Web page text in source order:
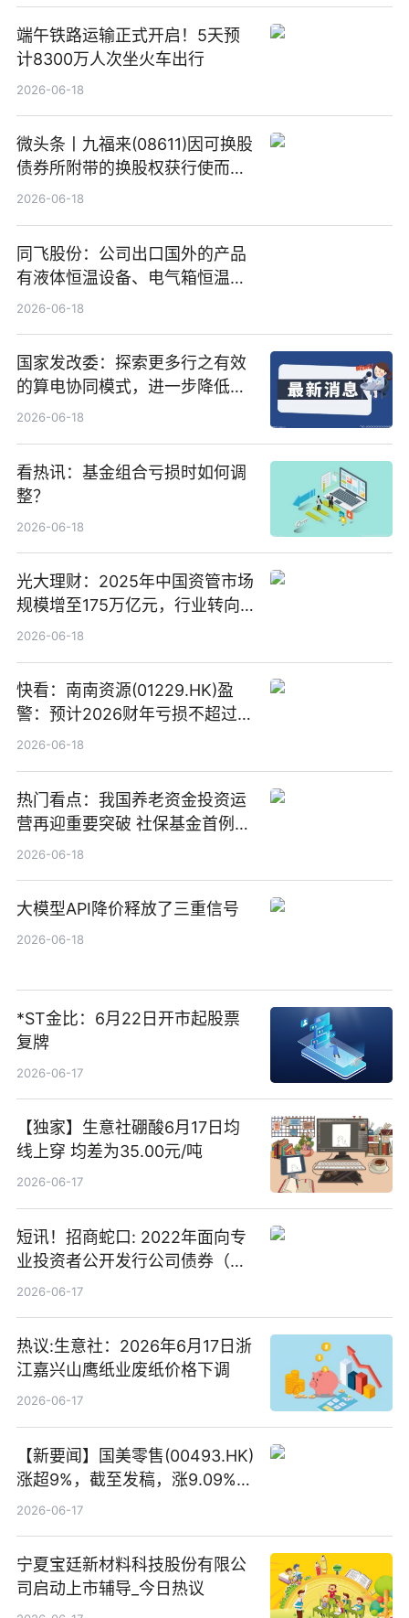
端午铁路运输正式开启！5天预
计8300万人次坐火车出行
2026-06-18
微头条丨九福来(08611)因可换股
债券所附带的换股权获行使而发
行5200万股
2026-06-18
同飞股份：公司出口国外的产品
有液体恒温设备、电气箱恒温装
置、纯水冷却单元和特种换热器
2026-06-18
国家发改委：探索更多行之有效
的算电协同模式，进一步降低网
络传输时延_最资讯
2026-06-18
看热讯：基金组合亏损时如何调
整？
2026-06-18
光大理财：2025年中国资管市场
规模增至175万亿元，行业转向
“量质并重”
2026-06-18
快看：南南资源(01229.HK)盈
警：预计2026财年亏损不超过
1000万港元
2026-06-18
热门看点：我国养老资金投资运
营再迎重要突破 社保基金首例期
货账户完成开立
2026-06-18
大模型API降价释放了三重信号
2026-06-18
*ST金比：6月22日开市起股票
复牌
2026-06-17
【独家】生意社硼酸6月17日均
线上穿 均差为35.00元/吨
2026-06-17
短讯！招商蛇口: 2022年面向专
业投资者公开发行公司债券（第
二期）（品种二）2026年付息公
2026-06-17
热议:生意社：2026年6月17日浙
江嘉兴山鹰纸业废纸价格下调
2026-06-17
【新要闻】国美零售(00493.HK)
涨超9%，截至发稿，涨9.09%，
报0.012港元，成交额37.26万港
2026-06-17
宁夏宝廷新材料科技股份有限公
司启动上市辅导_今日热议